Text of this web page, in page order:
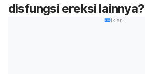
disfungsi ereksi lainnya?
Iklan